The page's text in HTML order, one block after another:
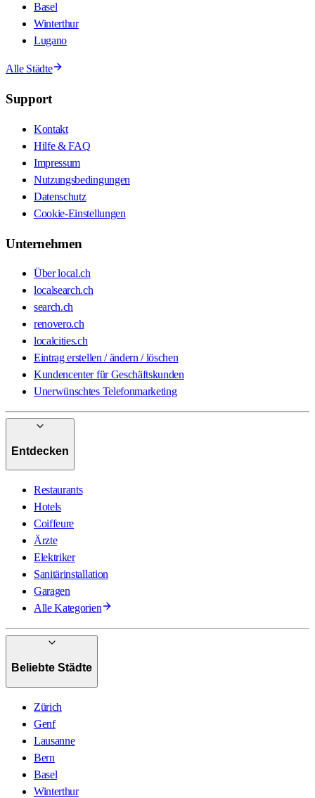
Basel
Winterthur
Lugano
Alle Städte
Support
Kontakt
Hilfe & FAQ
Impressum
Nutzungsbedingungen
Datenschutz
Cookie-Einstellungen
Unternehmen
Über local.ch
localsearch.ch
search.ch
renovero.ch
localcities.ch
Eintrag erstellen / ändern / löschen
Kundencenter für Geschäftskunden
Unerwünschtes Telefonmarketing
Entdecken
Restaurants
Hotels
Coiffeure
Ärzte
Elektriker
Sanitärinstallation
Garagen
Alle Kategorien
Beliebte Städte
Zürich
Genf
Lausanne
Bern
Basel
Winterthur